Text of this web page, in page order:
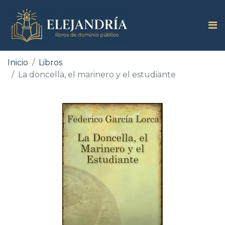
Inicio
Libros
La doncella, el marinero y el estudiante